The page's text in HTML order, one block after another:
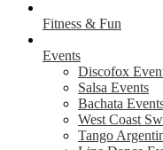
Fitness & Fun
Events
Discofox
Salsa Events
Bachata
West Coast
Tango